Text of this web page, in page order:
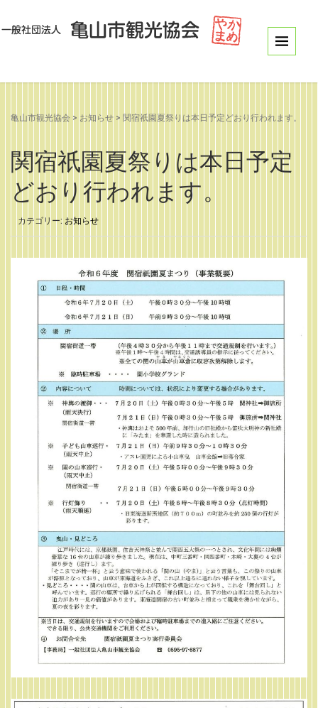
亀山市観光協会 > お知らせ > 関宿祇園夏祭りは本日予定どおり行われます。
関宿祇園夏祭りは本日予定
どおり行われます。
カテゴリー: お知らせ